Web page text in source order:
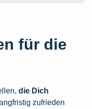
für die
die Dich
zufrieden